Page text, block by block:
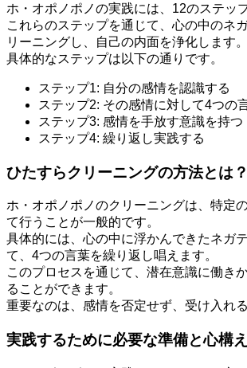
ホ・オポノポノの実践には、12のステッ
これらのステップを通じて、心の中のネ
リーニングし、自己の内面を浄化します。
具体的なステップは以下の通りです。
ステップ1: 自分の感情を認識する
ステップ2: その感情に対して4つの
ステップ3: 感情を手放す意識を持つ
ステップ4: 繰り返し実践する
ひたすらクリーニングの方法とは？
ホ・オポノポノのクリーニングは、特定
て行うことが一般的です。
具体的には、心の中に浮かんできたネガ
て、4つの言葉を繰り返し唱えます。
このプロセスを通じて、潜在意識に働き
ることができます。
重要なのは、感情を否定せず、受け入れる
実践するために必要な準備と心構え